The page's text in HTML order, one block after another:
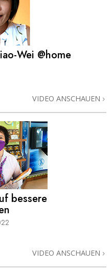
Wei @home
VIDEO ANSCHAUEN
bessere
VIDEO ANSCHAUEN